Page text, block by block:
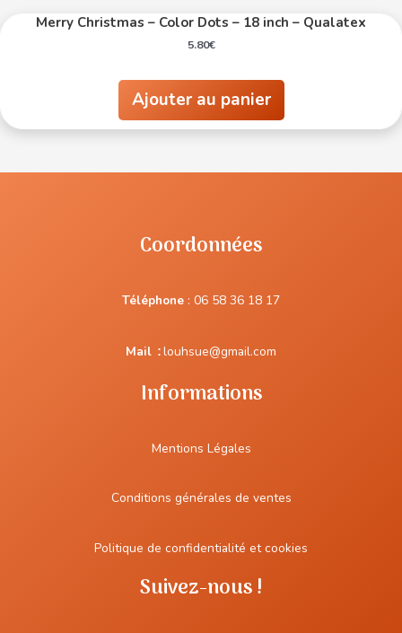
Merry Christmas – Color Dots – 18 inch – Qualatex
5.80€
Ajouter au panier
Coordonnées
Téléphone : 06 58 36 18 17
Mail :louhsue@gmail.com
Informations
Mentions Légales
Conditions générales de ventes
Politique de confidentialité et cookies
Suivez-nous !